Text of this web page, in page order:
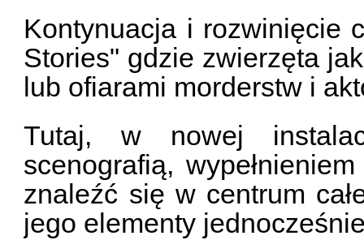
Kontynuacja i rozwinięcie
Stories" gdzie zwierzęta
lub ofiarami morderstw i
Tutaj, w nowej
scenografią,
znaleźć się w centrum
jego elementy